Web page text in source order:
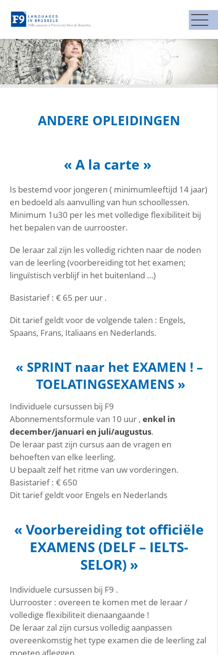
ANDERE OPLEIDINGEN
« A la carte »
Is bestemd voor jongeren ( minimumleeftijd 14 jaar)
en bedoeld als aanvulling van hun schoollessen.
Minimum 1u30 per les met volledige flexibiliteit bij
het bepalen van de uurrooster.
De leraar zal zijn les volledig richten naar de noden
van de leerling (voorbereiding tot het examen;
linguïstisch verblijf in het buitenland …)
Basistarief : € 65 per uur .
Dit tarief geldt voor de volgende talen : Engels,
Spaans, Frans, Italiaans en Nederlands.
« SPRINT naar het EXAMEN ! –
TOELATINGSEXAMENS »
Individuele cursussen bij F9
Abonnementsformule van 10 uur , enkel in
december/januari en juli/augustus.
De leraar past zijn cursus aan de vragen en
behoeften van elke leerling.
U bepaalt zelf het ritme van uw vorderingen.
Basistarief : € 650
Dit tarief geldt voor Engels en Nederlands
« Voorbereiding tot officiële
EXAMENS (DELF – IELTS-
SELOR) »
Individuele cursussen bij F9 .
Uurrooster : overeen te komen met de leraar /
volledige flexibiliteit dienaangaande !
De leraar zal zijn cursus volledig aanpassen
overeenkomstig het type examen die de leerling zal